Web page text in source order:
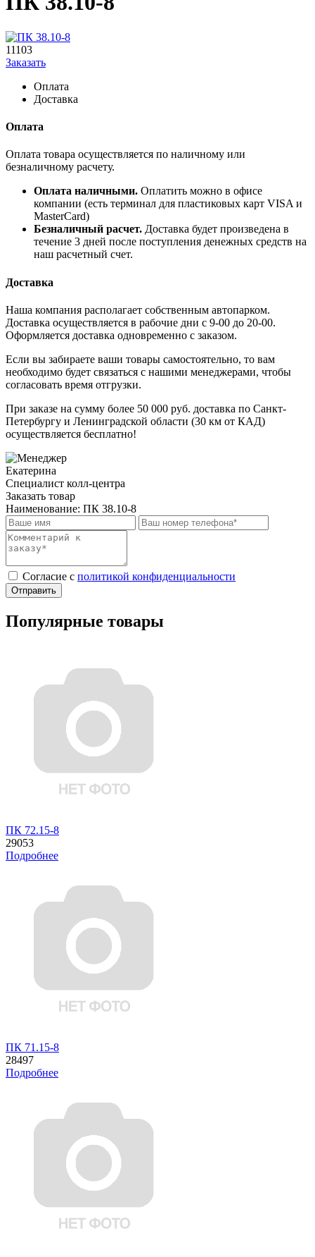
11103
Заказать
Оплата
Доставка
Оплата
Оплата товара осуществляется по наличному или
безналичному расчету.
Оплата наличными. Оплатить можно в офисе
компании (есть терминал для пластиковых карт VISA и
MasterCard)
Безналичный расчет. Доставка будет произведена в
течение 3 дней после поступления денежных средств на
наш расчетный счет.
Доставка
Наша компания располагает собственным автопарком.
Доставка осуществляется в рабочие дни с 9-00 до 20-00.
Оформляется доставка одновременно с заказом.
Если вы забираете ваши товары самостоятельно, то вам
необходимо будет связаться с нашими менеджерами, чтобы
согласовать время отгрузки.
При заказе на сумму более 50 000 руб. доставка по Санкт-
Петербургу и Ленинградской области (30 км от КАД)
осуществляется бесплатно!
Екатерина
Специалист колл-центра
Заказать товар
Наименование: ПК 38.10-8
Cогласие с политикой конфиденциальности
Отправить
Популярные товары
ПК 72.15-8
29053
Подробнее
ПК 71.15-8
28497
Подробнее